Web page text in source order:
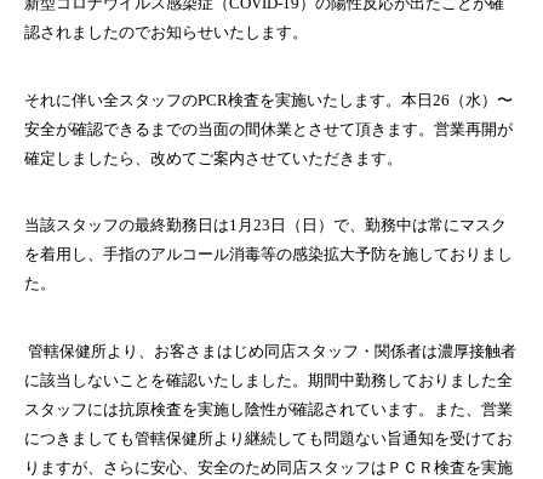
認されましたのでお知らせいたします。
それに伴い全スタッフのPCR検査を実施いたします。本日26 （水）〜
安全が確認できるまでの当面の間休業とさせて頂きます。営業再開が
確定しましたら、改めてご案内させていただきます。
当該スタッフの最終勤務日は1 月 23 日（日）で、勤務中は常にマスク
を着用し、手指のアルコール消毒等の感染拡大予防を施しておりまし
た。
管轄保健所より、お客さまはじめ同店スタッフ・関係者は濃厚接触者
に該当しないことを確認いたしました。期間中勤務しておりました全
スタッフには抗原検査を実施し陰性が確認されています。また、営業
につきましても管轄保健所より継続しても問題ない旨通知を受けてお
りますが、さらに安心、安全のため同店スタッフはＰＣＲ検査を実施